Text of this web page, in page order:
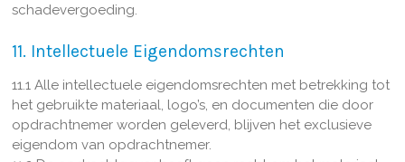
schadevergoeding.
11. Intellectuele Eigendomsrechten
11.1 Alle intellectuele eigendomsrechten met betrekking tot
het gebruikte materiaal, logo’s, en documenten die door
opdrachtnemer worden geleverd, blijven het exclusieve
eigendom van opdrachtnemer.